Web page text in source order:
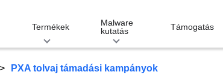
Termékek
Malware
kutatás
Támogatás
PXA tolvaj támadási kampányok